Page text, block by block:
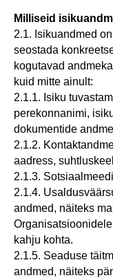
Milliseid
2.1. Isikuandmed
seostada
kogutavad
kuid mitte ainult:
2.1.1. Isiku
perekonnanimi,
dokumentide
2.1.2.
aadress,
2.1.3.
2.1.4.
andmed, näiteks
kahju kohta.
2.1.5. Seaduse
andmed, näiteks